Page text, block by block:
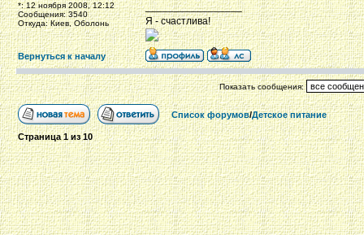
*: 12 ноября 2008, 12:12
Сообщения: 3540
Откуда: Киев, Оболонь
_________________
Я - счастлива!
Вернуться к началу
Показать сообщения:
Список форумов/Детское питание
Страница1из10